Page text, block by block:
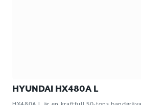
HYUNDAI HX480A L